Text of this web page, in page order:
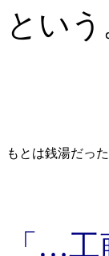
という
もとは銭湯だっ
「…